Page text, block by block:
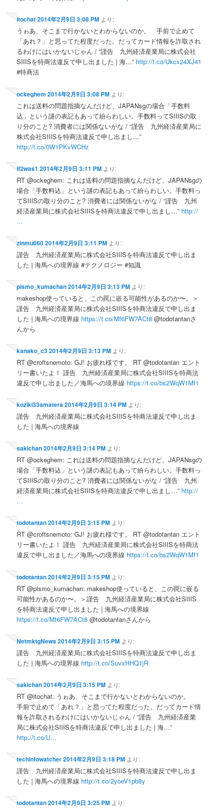
itochat2014年2月9日 3:08 PM より:
うゎあ、そこまで行かないとわからないのか。 手前で止めて
「あれ？」と思ってた程度だった。だってカード情報を詐取され
るわけにはいかないじゃん / “謹告 九州経済産業局に株式会社
SIIISを特商法違反で申し出ました | 海…” http://t.co/Ukcx24XJ41
#特商法
ockeghem 2014年2月9日 3:08 PM より:
これは送料の問題指摘なんだけど、JAPANsgの場合「手数料
込」という謎の表記もあって紛らわしい。手数料ってSIIISの取
り分のこと? 消費者には関係ないがな / “謹告 九州経済産業局に
株式会社SIIISを特商法違反で申し出まし…”
http://t.co/0W1PKvWCHz
if2was1 2014年2月9日 3:11 PM より:
RT @ockeghem: これは送料の問題指摘なんだけど、JAPANsgの
場合「手数料込」という謎の表記もあって紛らわしい。手数料っ
てSIIISの取り分のこと? 消費者には関係ないがな / “謹告 九州
経済産業局に株式会社SIIISを特商法違反で申し出まし…” http://
…
zinmu6602014年2月9日 3:11 PM より:
謹告 九州経済産業局に株式会社SIIISを特商法違反で申し出ま
した | 海馬への境界線 #テクノロジー #知識
pismo_kumachan2014年2月9日 3:13 PM より:
makeshop使っていると、この罠に嵌る可能性があるのか〜。＞
謹告 九州経済産業局に株式会社SIIISを特商法違反で申し出ま
した | 海馬への境界線 https://t.co/Mf6FW7ACt8 @todotantanさ
んから
kanako_c32014年2月9日 3:13 PM より:
RT @croftsnemoto: GJ! お疲れ様です。 RT @todotantan エント
リー書いたよ！ 謹告 九州経済産業局に株式会社SIIISを特商法
違反で申し出ました／海馬への境界線 https://t.co/bs2WqW1Mf1
koziki33amatera2014年2月9日 3:14 PM より:
謹告 九州経済産業局に株式会社SIIISを特商法違反で申し出ま
した | 海馬への境界線
sakichan2014年2月9日 3:14 PM より:
RT @ockeghem: これは送料の問題指摘なんだけど、JAPANsgの
場合「手数料込」という謎の表記もあって紛らわしい。手数料っ
てSIIISの取り分のこと? 消費者には関係ないがな / “謹告 九州
経済産業局に株式会社SIIISを特商法違反で申し出まし…” http://
…
todotantan2014年2月9日 3:15 PM より:
RT @croftsnemoto: GJ! お疲れ様です。 RT @todotantan エント
リー書いたよ！ 謹告 九州経済産業局に株式会社SIIISを特商法
違反で申し出ました／海馬への境界線 https://t.co/bs2WqW1Mf1
todotantan2014年2月9日 3:15 PM より:
RT @pismo_kumachan: makeshop使っていると、この罠に嵌る
可能性があるのか〜。＞謹告 九州経済産業局に株式会社SIIIS
を特商法違反で申し出ました | 海馬への境界線
https://t.co/Mf6FW7ACt8 @todotantanさんから
NetmktgNews2014年2月9日 3:15 PM より:
謹告 九州経済産業局に株式会社SIIISを特商法違反で申し出ま
した | 海馬への境界線 http://t.co/SuvxHHQ1jR
sakichan2014年2月9日 3:15 PM より:
RT @itochat: うゎあ、そこまで行かないとわからないのか。
手前で止めて「あれ？」と思ってた程度だった。だってカード情
報を詐取されるわけにはいかないじゃん / “謹告 九州経済産業
局に株式会社SIIISを特商法違反で申し出ました | 海…”
http://t.co/U…
techinfowatcher2014年2月9日 3:18 PM より:
謹告 九州経済産業局に株式会社SIIISを特商法違反で申し出ま
した | 海馬への境界線 http://t.co/2yoeV1pb8y
todotantan2014年2月9日 3:25 PM より: